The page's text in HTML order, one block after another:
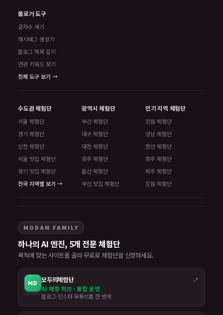
블로거 도구
글자수 세기
해시태그 생성기
블로그 제목 길이
연관 키워드 찾기
전체 도구 보기 →
수도권 체험단
서울 체험단
경기 체험단
인천 체험단
서울 맛집 체험단
경기 맛집 체험단
전국 지역별 보기 →
광역시 체험단
부산 체험단
대구 체험단
대전 체험단
광주 체험단
울산 체험단
부산 맛집 체험단
인기 지역 체험단
창원 체험단
성남 체험단
천안 체험단
청주 체험단
제주 체험단
강원 체험단
MODAN FAMILY
하나의 AI 엔진, 5개 전문 체험단
목적에 맞는 사이트를 골라 무료로 체험단을 신청하세요.
MD 모두의체험단 ↗
AI 매칭 허브 · 통합 운영
블로그·인스타·유튜브를 한 번에